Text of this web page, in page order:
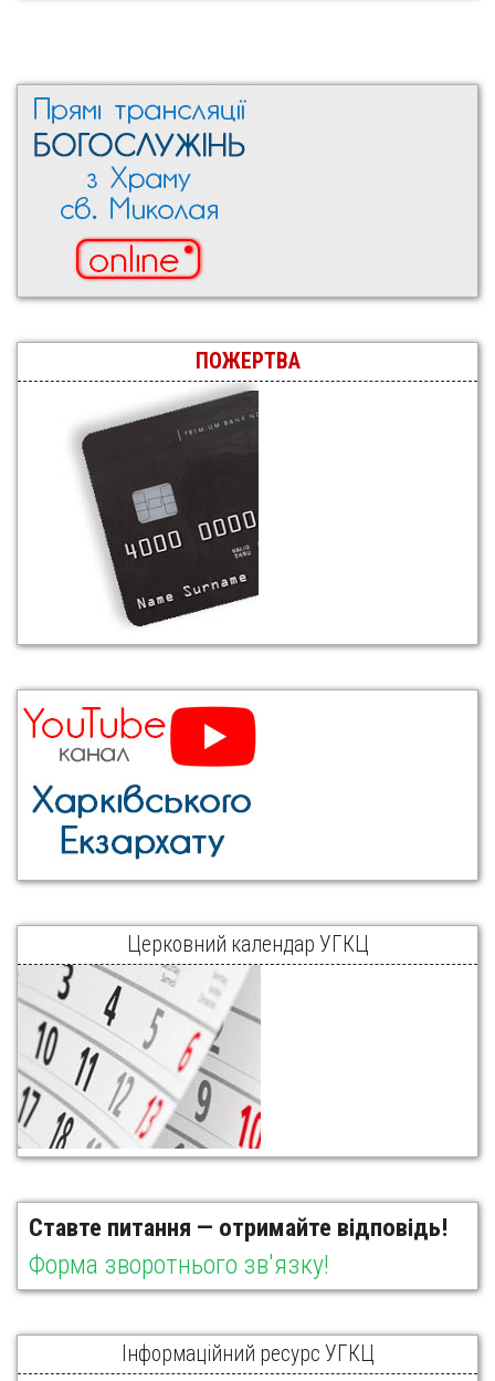
ПОЖЕРТВА
Церковний календар УГКЦ
Ставте питання — отримайте відповідь!
Форма зворотнього зв'язку!
Інформаційний ресурс УГКЦ